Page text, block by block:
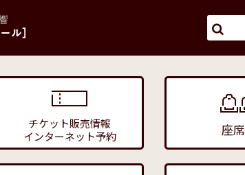
チケット販売情報
インターネット予約
座